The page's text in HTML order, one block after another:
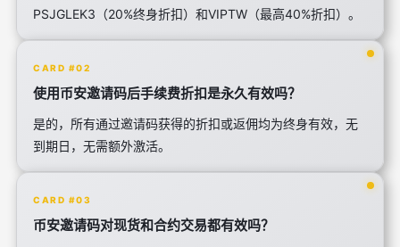
PSJGLEK3（20%终身折扣）和VIPTW（最高40%折扣）。
CARD #02
使用币安邀请码后手续费折扣是永久有效吗？
是的，所有通过邀请码获得的折扣或返佣均为终身有效，无
到期日，无需额外激活。
CARD #03
币安邀请码对现货和合约交易都有效吗？